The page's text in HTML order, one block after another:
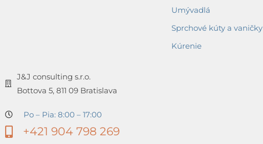
J&J consulting s.r.o.
Bottova 5, 811 09 Bratislava
Po – Pia: 8:00 – 17:00
+421 904 798 269
Umývadlá
Sprchové kúty a vaničky
Kúrenie